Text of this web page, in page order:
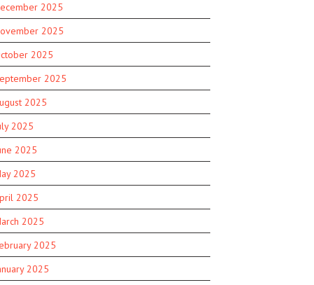
2025
2025
2025
2025
2025
2025
2025
2025
2025
2025
2025
2025